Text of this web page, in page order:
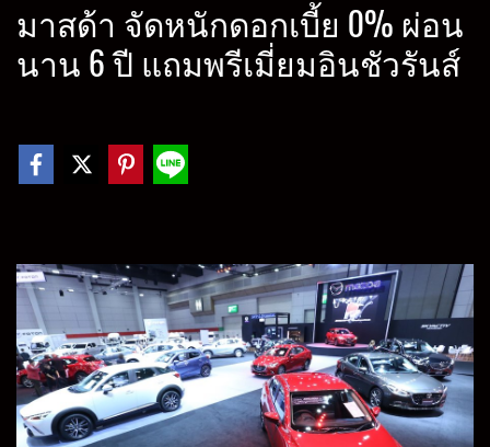
มาสด้า จัดหนักดอกเบี้ย 0% ผ่อน
นาน 6 ปี แถมพรีเมี่ยมอินชัวรันส์